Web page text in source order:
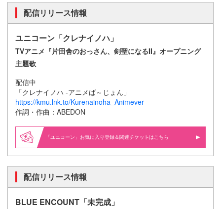
配信リリース情報
ユニコーン「クレナイノハ」
TVアニメ『片田舎のおっさん、剣聖になるII』オープニング
主題歌
配信中
「クレナイノハ -アニメば～じょん」
https://kmu.lnk.to/Kurenainoha_Animever
作詞・作曲：ABEDON
「ユニコーン」お気に入り登録＆関連 はこちら
配信リリース情報
BLUE ENCOUNT「未完成」